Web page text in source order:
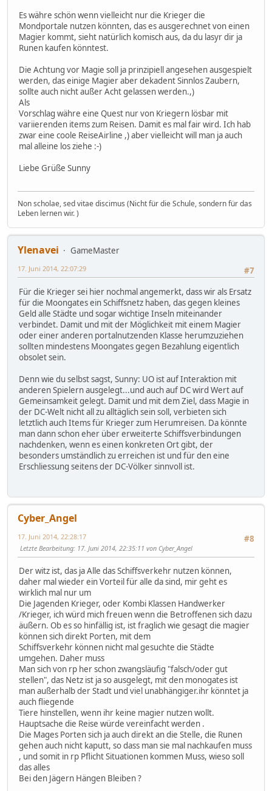
Es währe schön wenn vielleicht nur die Krieger die
Mondportale nutzen könnten, das es ausgerechnet von einen
Magier kommt, sieht natürlich komisch aus, da du lasyr dir ja
Runen kaufen könntest.
Die Achtung vor Magie soll ja prinzipiell angesehen ausgespielt
werden, das einige Magier aber dekadent Sinnlos Zaubern,
sollte auch nicht außer Acht gelassen werden.,)
Als
Vorschlag währe eine Quest nur von Kriegern lösbar mit
variierenden items zum Reisen. Damit es mal fair wird. Ich hab
zwar eine coole ReiseAirline ,) aber vielleicht will man ja auch
mal alleine los ziehe :-)
Liebe Grüße Sunny
Non scholae, sed vitae discimus (Nicht für die Schule, sondern für das
Leben lernen wir. )
Ylenavei
GameMaster
#7
17. Juni 2014, 22:07:29
Für die Krieger sei hier nochmal angemerkt, dass wir als Ersatz
für die Moongates ein Schiffsnetz haben, das gegen kleines
Geld alle Städte und sogar wichtige Inseln miteinander
verbindet. Damit und mit der Möglichkeit mit einem Magier
oder einer anderen portalnutzenden Klasse herumzuziehen
sollten mindestens Moongates gegen Bezahlung eigentlich
obsolet sein.
Denn wie du selbst sagst, Sunny: UO ist auf Interaktion mit
anderen Spielern ausgelegt...und auch auf DC wird Wert auf
Gemeinsamkeit gelegt. Damit und mit dem Ziel, dass Magie in
der DC-Welt nicht all zu alltäglich sein soll, verbieten sich
letztlich auch Items für Krieger zum Herumreisen. Da könnte
man dann schon eher über erweiterte Schiffsverbindungen
nachdenken, wenn es einen konkreten Ort gibt, der
besonders umständlich zu erreichen ist und für den eine
Erschliessung seitens der DC-Völker sinnvoll ist.
Cyber_Angel
#8
17. Juni 2014, 22:28:17
Letzte Bearbeitung: 17. Juni 2014, 22:35:11 von Cyber_Angel
Der witz ist, das ja Alle das Schiffsverkehr nutzen können,
daher mal wieder ein Vorteil für alle da sind, mir geht es
wirklich mal nur um
Die Jagenden Krieger, oder Kombi Klassen Handwerker
/Krieger, ich würd mich freuen wenn die Betroffenen sich dazu
äußern. Ob es so hinfällig ist, ist fraglich wie gesagt die magier
können sich direkt Porten, mit dem
Schiffsverkehr können nicht mal gesuchte die Städte
umgehen. Daher muss
Man sich von rp her schon zwangsläufig "falsch/oder gut
stellen", das Netz ist ja so ausgelegt, mit den monogates ist
man außerhalb der Stadt und viel unabhängiger.ihr könntet ja
auch fliegende
Tiere hinstellen, wenn ihr keine magier nutzen wollt.
Hauptsache die Reise würde vereinfacht werden .
Die Mages Porten sich ja auch direkt an die Stelle, die Runen
gehen auch nicht kaputt, so dass man sie mal nachkaufen muss
, und somit in rp Pflicht Situationen kommen Muss, wieso soll
das alles
Bei den Jägern Hängen Bleiben ?